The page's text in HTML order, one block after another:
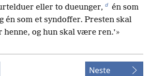
eller to dueunger, d én som
én som et syndoffer. Presten skal
og hun skal være ren.’»
Neste